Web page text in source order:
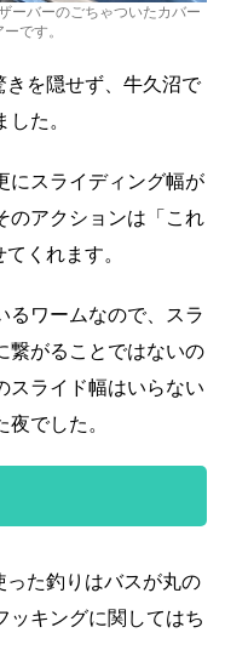
ーバーのごちゃついたカバー
です。
を隠せず、牛久沼で
た。
にスライディング幅が
のアクションは「これ
くれます。
るワームなので、スラ
繋がることではないの
スライド幅はいらない
でした。
た釣りはバスが丸の
ッキングに関してはち